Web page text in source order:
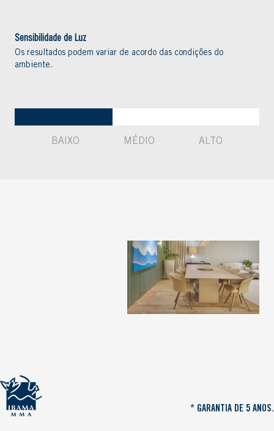
Sensibilidade de Luz
Os resultados podem variar de acordo das condições do
ambiente.
BAIXO MÉDIO ALTO
* GARANTIA DE 5 ANOS.